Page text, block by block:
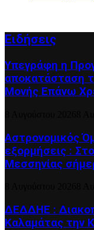
Ειδήσεις
Υπεγράφη η
αποκατάσταση
Μονής Επάνω
Αστρονομικός
εξορμήσεις :
Μεσσηνίας
ΔΕΔΔΗΕ :
Καλαμάτας την